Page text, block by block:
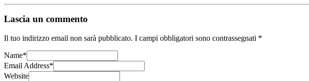
Lascia un commento
Il tuo indirizzo email non sarà pubblicato. I campi obbligatori sono contrassegnati *
Name*
Email Address*
Website